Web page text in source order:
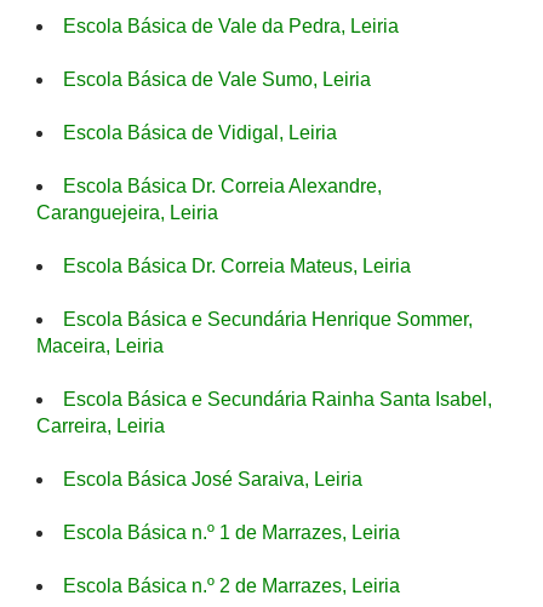
Escola Básica de Vale da Pedra, Leiria
Escola Básica de Vale Sumo, Leiria
Escola Básica de Vidigal, Leiria
Escola Básica Dr. Correia Alexandre,
Caranguejeira, Leiria
Escola Básica Dr. Correia Mateus, Leiria
Escola Básica e Secundária Henrique Sommer,
Maceira, Leiria
Escola Básica e Secundária Rainha Santa Isabel,
Carreira, Leiria
Escola Básica José Saraiva, Leiria
Escola Básica n.º 1 de Marrazes, Leiria
Escola Básica n.º 2 de Marrazes, Leiria